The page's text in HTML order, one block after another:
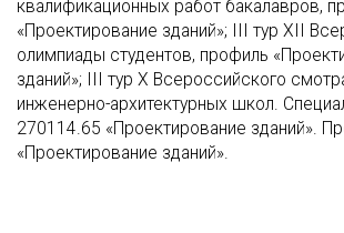
квалификационных работ бакалавров,
«Проектирование зданий»; III тур XII
олимпиады студентов, профиль
зданий»; III тур X Всероссийского
инженерно-архитектурных школ.
270114.65 «Проектирование зданий».
«Проектирование зданий».